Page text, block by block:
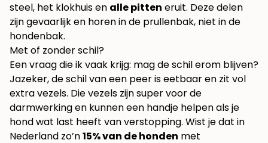
steel, het klokhuis en alle pitten eruit. Deze delen
zijn gevaarlijk en horen in de prullenbak, niet in de
hondenbak.
Met of zonder schil?
Een vraag die ik vaak krijg: mag de schil erom blijven?
Jazeker, de schil van een peer is eetbaar en zit vol
extra vezels. Die vezels zijn super voor de
darmwerking en kunnen een handje helpen als je
hond wat last heeft van verstopping. Wist je dat in
Nederland zo’n15% van de honden met